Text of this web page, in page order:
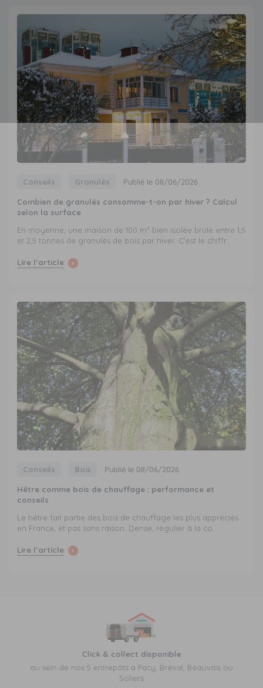
Conseils Granulés Publié le 08/06/2026
Combien de granulés consomme-t-on par hiver ? Calcul
selon la surface
En moyenne, une maison de 100 m² bien isolée brûle entre 1,5
et 2,5 tonnes de granulés de bois par hiver. C'est le chiffr...
Lire l’article
Conseils Bois Publié le 08/06/2026
Hêtre comme bois de chauffage : performance et
conseils
Le hêtre fait partie des bois de chauffage les plus appréciés
en France, et pas sans raison. Dense, régulier à la co...
Lire l’article
Click & collect disponible
au sein de nos 5 entrepôts à Pacy, Bréval, Beauvais ou
Soliers